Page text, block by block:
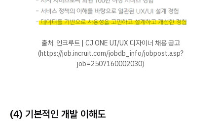
출처. 인크루트 | CJ ONE UI/UX 디자이너 채용 공고
(https://job.incruit.com/jobdb_info/jobpost.asp?
job=2507160002030)
(4) 기본적인 개발 이해도